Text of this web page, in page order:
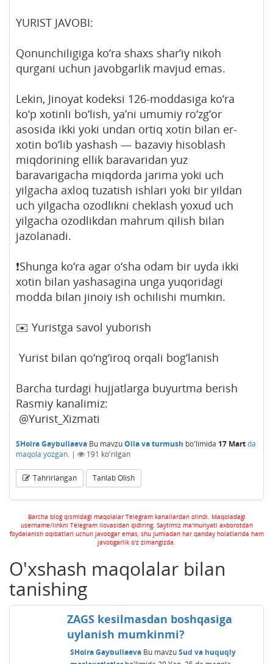
YURIST JAVOBI:
Qonunchiligiga ko‘ra shaxs shar’iy nikoh
qurgani uchun javobgarlik mavjud emas.
Lekin, Jinoyat kodeksi 126-moddasiga ko‘ra
ko‘p xotinli bo‘lish, ya’ni umumiy ro‘zg‘or
asosida ikki yoki undan ortiq xotin bilan er-
xotin bo‘lib yashash — bazaviy hisoblash
miqdorining ellik baravaridan yuz
baravarigacha miqdorda jarima yoki uch
yilgacha axloq tuzatish ishlari yoki bir yildan
uch yilgacha ozodlikni cheklash yoxud uch
yilgacha ozodlikdan mahrum qilish bilan
jazolanadi.
❗️Shunga ko‘ra agar o‘sha odam bir uyda ikki
xotin bilan yashasagina unga yuqoridagi
modda bilan jinoiy ish ochilishi mumkin.
✉️ Yuristga savol yuborish
Yurist bilan qo‘ng‘iroq orqali bog‘lanish
Barcha turdagi hujjatlarga buyurtma berish
Rasmiy kanalimiz:
@Yurist_Xizmati
SHoira Gaybullaeva Bu mavzuOila va turmush bo'limida 17 Martda
maqola yozgan. | 191 ko'rilgan
Tahrirlangan Tanlab Olish
Barcha blog qismidagi maqolalar Telegram kanallardan olindi. Maqoladagi
username/linkni Telegram ilovasidan qidiring. Saytimiz ma'muriyati axborotdan
foydalanish oqibatlari uchun javobgar emas, shu jumladan har qanday holatlarida ham
javobgarlik o'z zimangizda.
O'xshash maqolalar bilan
tanishing
ZAGS kesilmasdan boshqasiga
uylanish mumkinmi?
SHoira Gaybullaeva Bu mavzuSud va huquqiy